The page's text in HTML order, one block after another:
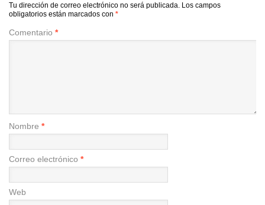
Tu dirección de correo electrónico no será publicada. Los campos
obligatorios están marcados con *
Comentario *
Nombre *
Correo electrónico *
Web